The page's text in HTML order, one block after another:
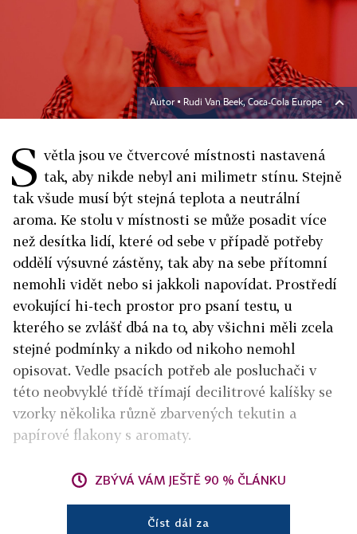
Autor ▪ Rudi Van Beek, Coca-Cola Europe
S větla jsou ve čtvercové místnosti nastavená
tak, aby nikde nebyl ani milimetr stínu. Stejně
tak všude musí být stejná teplota a neutrální
aroma. Ke stolu v místnosti se může posadit více
než desítka lidí, které od sebe v případě potřeby
oddělí výsuvné zástěny, tak aby na sebe přítomní
nemohli vidět nebo si jakkoli napovídat. Prostředí
evokující hi-tech prostor pro psaní testu, u
kterého se zvlášť dbá na to, aby všichni měli zcela
stejné podmínky a nikdo od nikoho nemohl
opisovat. Vedle psacích potřeb ale posluchači v
této neobvyklé třídě třímají decilitrové kalíšky se
vzorky několika různě zbarvených tekutin a
papírové flakony s aromaty.
ZBÝVÁ VÁM JEŠTĚ 90 % ČLÁNKU
Číst dál za